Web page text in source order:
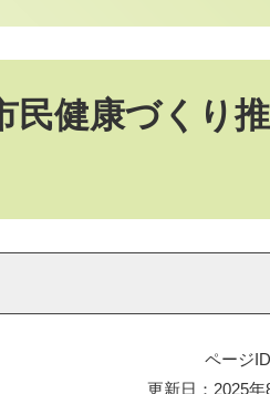
民健康づくり
ページ
更新日：2025